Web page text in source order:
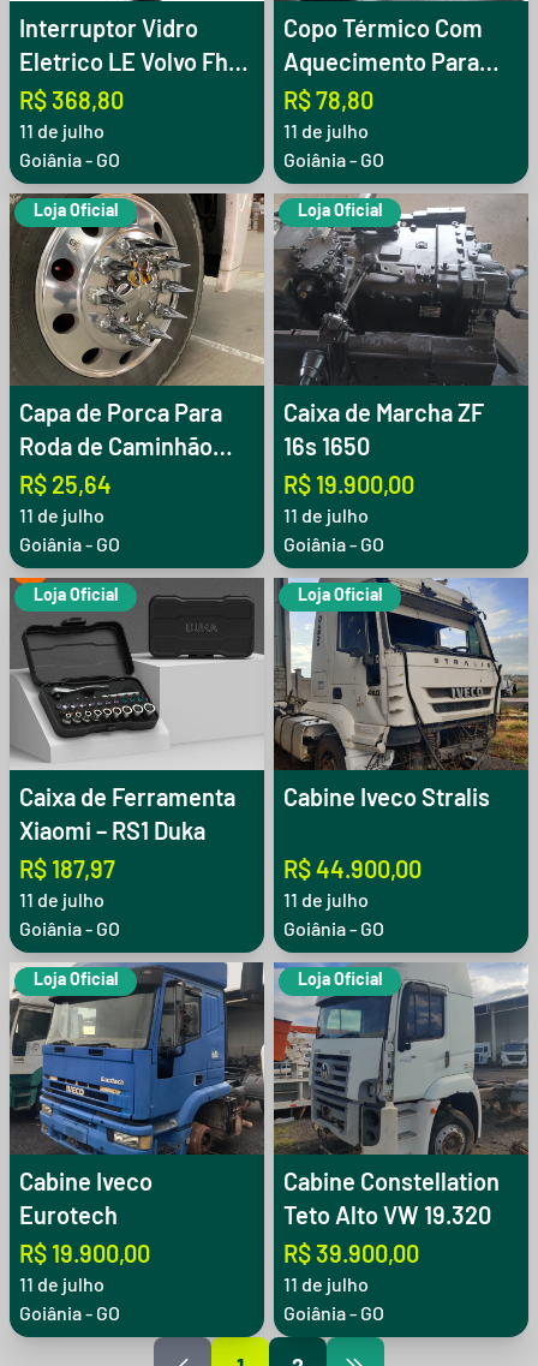
Interruptor Vidro
Eletrico LE Volvo Fh12
Fm12 Nh12 Fh16 Fm9
R$ 368,80
11 de julho
Goiânia - GO
Copo Térmico Com
Aquecimento Para
Caminhão 12V 450ml
R$ 78,80
11 de julho
Goiânia - GO
Loja Oficial
Capa de Porca Para
Roda de Caminhão
Americana Kit Com 20
Peças
R$ 25,64
11 de julho
Goiânia - GO
Loja Oficial
Caixa de Marcha ZF
16s 1650
R$ 19.900,00
11 de julho
Goiânia - GO
Loja Oficial
Caixa de Ferramenta
Xiaomi – RS1 Duka
R$ 187,97
11 de julho
Goiânia - GO
Loja Oficial
Cabine Iveco Stralis
R$ 44.900,00
11 de julho
Goiânia - GO
Loja Oficial
Cabine Iveco
Eurotech
R$ 19.900,00
11 de julho
Goiânia - GO
Loja Oficial
Cabine Constellation
Teto Alto VW 19.320
R$ 39.900,00
11 de julho
Goiânia - GO